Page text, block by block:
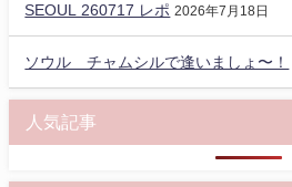
SEOUL 260717 レポ 2026年7月18日
ソウル チャムシルで逢いましょ〜！
人気記事